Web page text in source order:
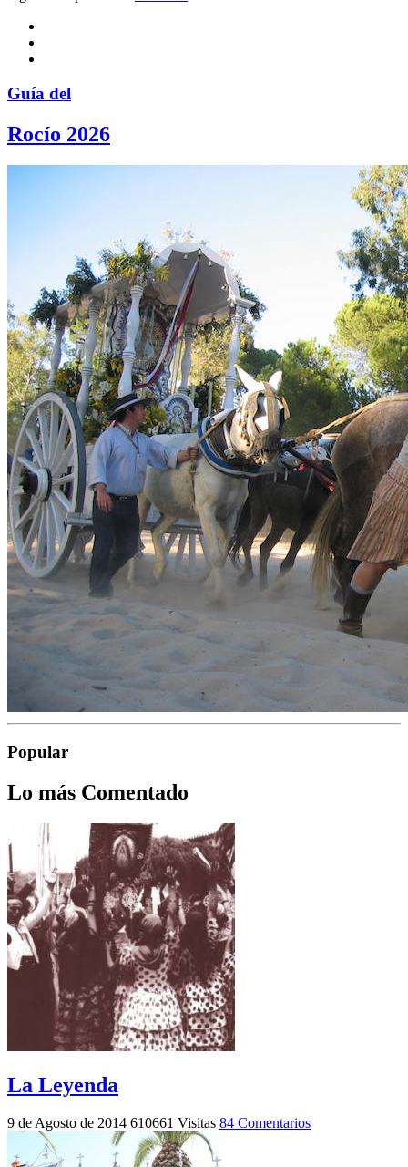
Guía del
Rocío 2026
Popular
Lo más Comentado
La Leyenda
9 de Agosto de 2014 610661 Visitas 84 Comentarios